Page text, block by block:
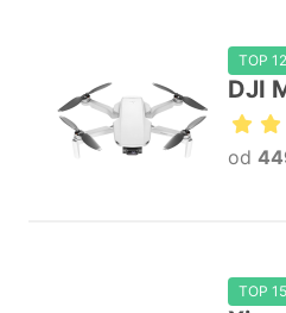
TOP 12
DJI
od
TOP 15